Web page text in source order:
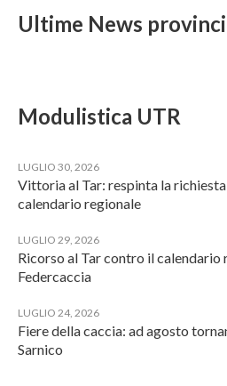
Ultime News
Modulistica UTR
LUGLIO 30, 2026
Vittoria al Tar: respinta la
calendario regionale
LUGLIO 29, 2026
Ricorso al Tar contro il calendario
Federcaccia
LUGLIO 24, 2026
Fiere della caccia: ad agosto
Sarnico